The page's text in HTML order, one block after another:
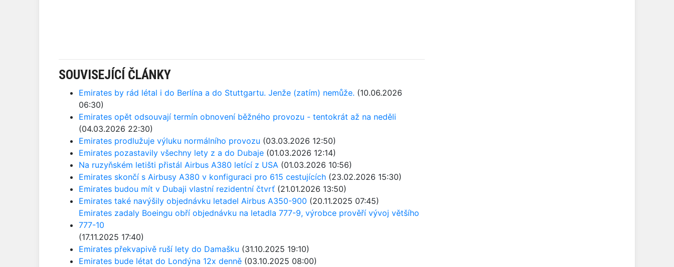
SOUVISEJÍCÍ ČLÁNKY
Emirates by rád létal i do Berlína a do Stuttgartu. Jenže (zatím) nemůže. (10.06.2026
06:30)
Emirates opět odsouvají termín obnovení běžného provozu - tentokrát až na neděli
(04.03.2026 22:30)
Emirates prodlužuje výluku normálního provozu (03.03.2026 12:50)
Emirates pozastavily všechny lety z a do Dubaje (01.03.2026 12:14)
Na ruzyňském letišti přistál Airbus A380 letící z USA (01.03.2026 10:56)
Emirates skončí s Airbusy A380 v konfiguraci pro 615 cestujících (23.02.2026 15:30)
Emirates budou mít v Dubaji vlastní rezidentní čtvrť (21.01.2026 13:50)
Emirates také navýšily objednávku letadel Airbus A350-900 (20.11.2025 07:45)
Emirates zadaly Boeingu obří objednávku na letadla 777-9, výrobce prověří vývoj většího
777-10
(17.11.2025 17:40)
Emirates překvapivě ruší lety do Damašku (31.10.2025 19:10)
Emirates bude létat do Londýna 12x denně (03.10.2025 08:00)